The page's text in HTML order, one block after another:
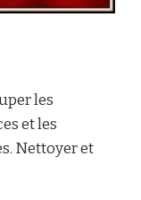
les
et les
Nettoyer et